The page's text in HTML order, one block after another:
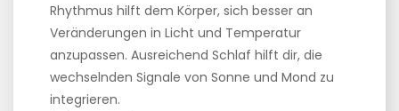
Rhythmus hilft dem Körper, sich besser an
Veränderungen in Licht und Temperatur
anzupassen. Ausreichend Schlaf hilft dir, die
wechselnden Signale von Sonne und Mond zu
integrieren.